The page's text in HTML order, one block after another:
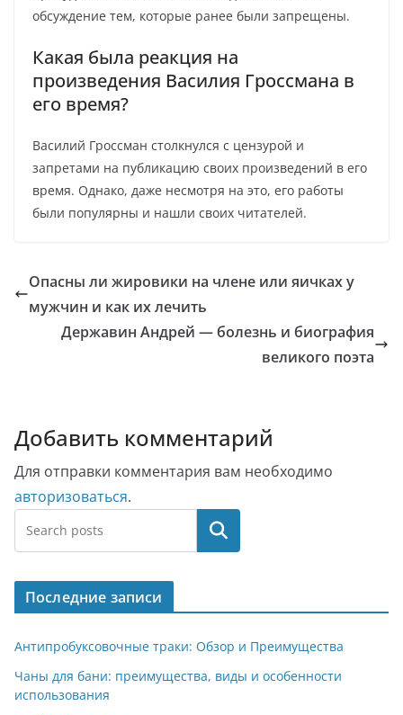
обсуждение тем, которые ранее были запрещены.
Какая была реакция на
произведения Василия Гроссмана в
его время?
Василий Гроссман столкнулся с цензурой и
запретами на публикацию своих произведений в его
время. Однако, даже несмотря на это, его работы
были популярны и нашли своих читателей.
Опасны ли жировики на члене или яичках у
мужчин и как их лечить
Державин Андрей — болезнь и биография
великого поэта
Добавить комментарий
Для отправки комментария вам необходимо
авторизоваться.
Поиск
Последние записи
Антипробуксовочные траки: Обзор и Преимущества
Чаны для бани: преимущества, виды и особенности
использования